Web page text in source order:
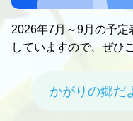
2026年7月～9月の予
していますので、ぜひ
かがりの郷